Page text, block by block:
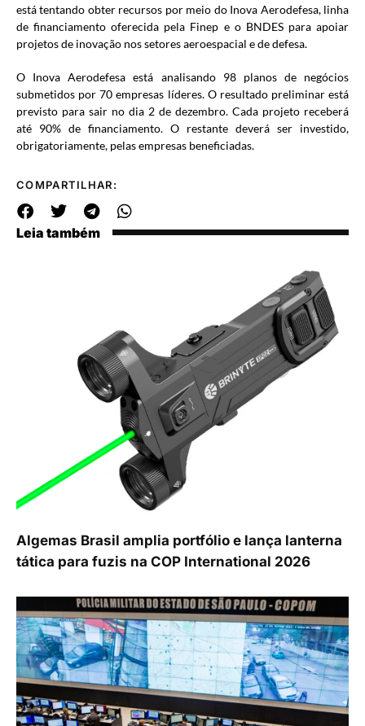
está tentando obter recursos por meio do Inova Aerodefesa, linha
de financiamento oferecida pela Finep e o BNDES para apoiar
projetos de inovação nos setores aeroespacial e de defesa.
O Inova Aerodefesa está analisando 98 planos de negócios
submetidos por 70 empresas líderes. O resultado preliminar está
previsto para sair no dia 2 de dezembro. Cada projeto receberá
até 90% de financiamento. O restante deverá ser investido,
obrigatoriamente, pelas empresas beneficiadas.
COMPARTILHAR:
Leia também
Algemas Brasil amplia portfólio e lança lanterna
tática para fuzis na COP International 2026